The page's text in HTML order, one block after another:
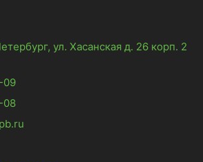
ул. Хасанская д. 26 корп. 2
09
08